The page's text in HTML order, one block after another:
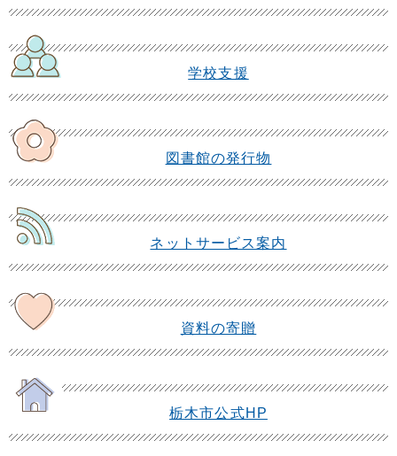
学校支援
図書館の発行物
ネットサービス案内
資料の寄贈
栃木市公式HP